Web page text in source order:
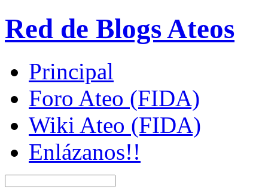
Red de Blogs Ateos
Principal
Foro Ateo (FIDA)
Wiki Ateo (FIDA)
Enlázanos!!